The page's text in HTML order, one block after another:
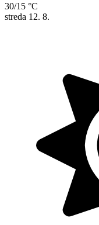
30/15 °C
streda 12. 8.